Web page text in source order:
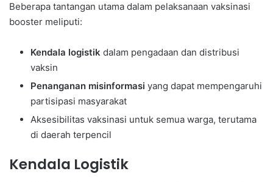
Beberapa tantangan utama dalam pelaksanaan vaksinasi
booster meliputi:
Kendala logistik dalam pengadaan dan distribusi
vaksin
Penanganan misinformasi yang dapat mempengaruhi
partisipasi masyarakat
Aksesibilitas vaksinasi untuk semua warga, terutama
di daerah terpencil
Kendala Logistik